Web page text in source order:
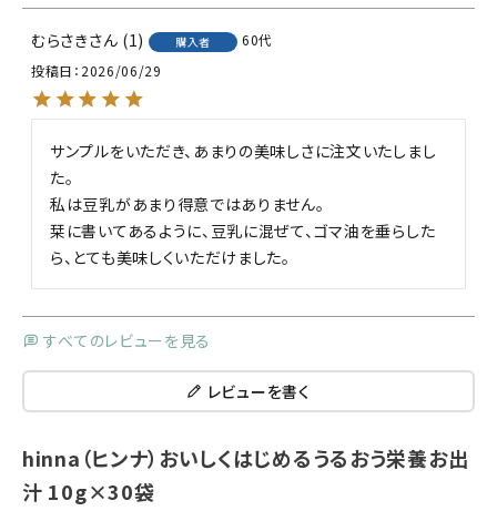
むらさき 1 購入者
60代
投稿日 2026/06/29
サンプルをいただき、あまりの美味しさに注文いたしまし
た。
私は豆乳があまり得意ではありません。
栞に書いてあるように、豆乳に混ぜて、ゴマ油を垂らした
ら、とても美味しくいただけました。
すべてのレビューを見る
レビューを書く
hinna（ヒンナ）おいしくはじめるうるおう栄養お出
汁 10g×30袋